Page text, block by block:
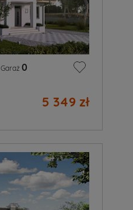
Garaż 0
5 349 zł